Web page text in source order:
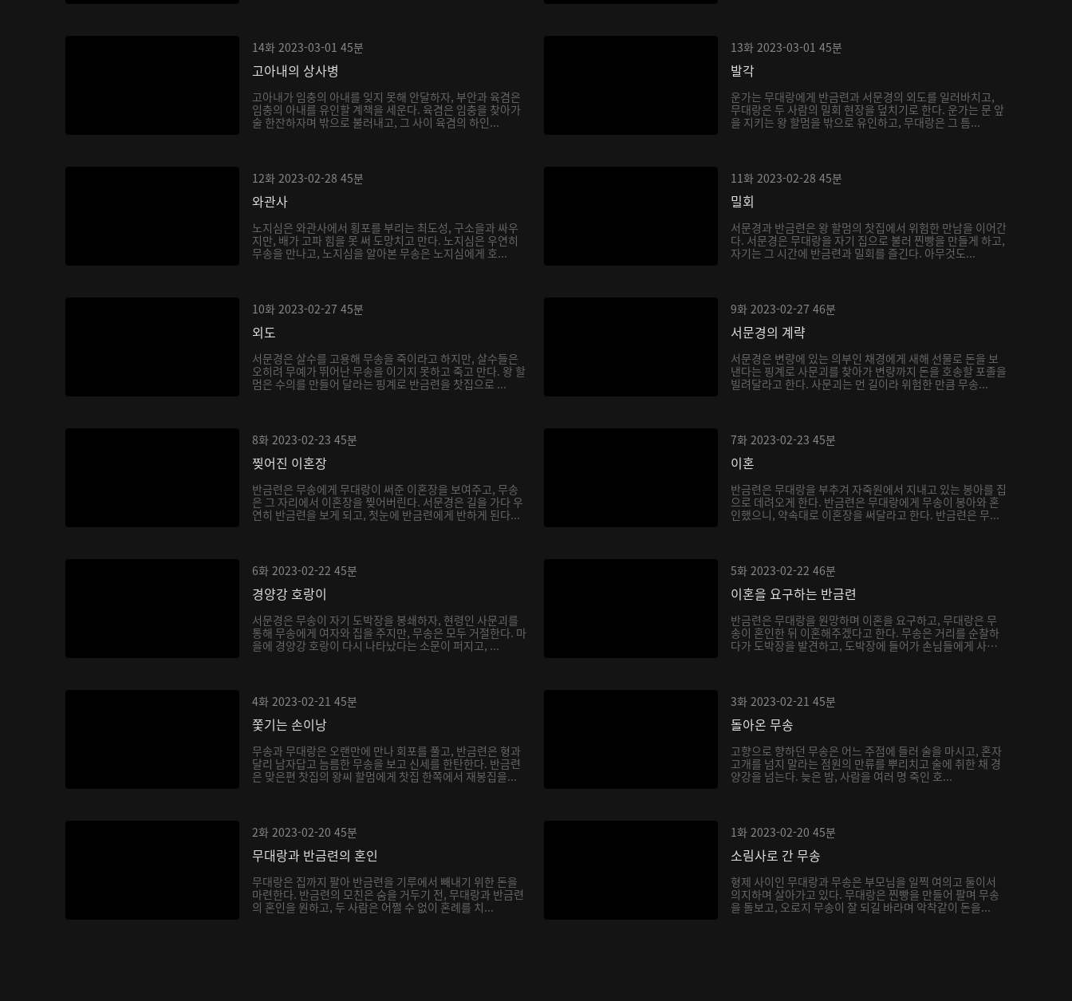
14화 2023-03-01 45분
고아내의 상사병
고아내가 임충의 아내를 잊지 못해 안달하자, 부안과 육겸은
임충의 아내를 유인할 계책을 세운다. 육겸은 임충을 찾아가
술 한잔하자며 밖으로 불러내고, 그 사이 육겸의 하인...
13화 2023-03-01 45분
발각
운가는 무대랑에게 반금련과 서문경의 외도를 일러바치고,
무대랑은 두 사람의 밀회 현장을 덮치기로 한다. 운가는 문 앞
을 지키는 왕 할멈을 밖으로 유인하고, 무대랑은 그 틈...
12화 2023-02-28 45분
와관사
노지심은 와관사에서 횡포를 부리는 최도성, 구소을과 싸우
지만, 배가 고파 힘을 못 써 도망치고 만다. 노지심은 우연히
무송을 만나고, 노지심을 알아본 무송은 노지심에게 호...
11화 2023-02-28 45분
밀회
서문경과 반금련은 왕 할멈의 찻집에서 위험한 만남을 이어간
다. 서문경은 무대랑을 자기 집으로 불러 찐빵을 만들게 하고,
자기는 그 시간에 반금련과 밀회를 즐긴다. 아무것도...
10화 2023-02-27 45분
외도
서문경은 살수를 고용해 무송을 죽이라고 하지만, 살수들은
오히려 무예가 뛰어난 무송을 이기지 못하고 죽고 만다. 왕 할
멈은 수의를 만들어 달라는 핑계로 반금련을 찻집으로 ...
9화 2023-02-27 46분
서문경의 계략
서문경은 변량에 있는 의부인 채경에게 새해 선물로 돈을 보
낸다는 핑계로 사문괴를 찾아가 변량까지 돈을 호송할 포졸을
빌려달라고 한다. 사문괴는 먼 길이라 위험한 만큼 무송...
8화 2023-02-23 45분
찢어진 이혼장
반금련은 무송에게 무대랑이 써준 이혼장을 보여주고, 무송
은 그 자리에서 이혼장을 찢어버린다. 서문경은 길을 가다 우
연히 반금련을 보게 되고, 첫눈에 반금련에게 반하게 된다...
7화 2023-02-23 45분
이혼
반금련은 무대랑을 부추겨 자죽원에서 지내고 있는 봉아를 집
으로 데려오게 한다. 반금련은 무대랑에게 무송이 봉아와 혼
인했으니, 약속대로 이혼장을 써달라고 한다. 반금련은 무...
6화 2023-02-22 45분
경양강 호랑이
서문경은 무송이 자기 도박장을 봉쇄하자, 현령인 사문괴를
통해 무송에게 여자와 집을 주지만, 무송은 모두 거절한다. 마
을에 경양강 호랑이 다시 나타났다는 소문이 퍼지고, ...
5화 2023-02-22 46분
이혼을 요구하는 반금련
반금련은 무대랑을 원망하며 이혼을 요구하고, 무대랑은 무
송이 혼인한 뒤 이혼해주겠다고 한다. 무송은 거리를 순찰하
다가 도박장을 발견하고, 도박장에 들어가 손님들에게 사기
4화 2023-02-21 45분
쫓기는 손이낭
무송과 무대랑은 오랜만에 만나 회포를 풀고, 반금련은 형과
달리 남자답고 늠름한 무송을 보고 신세를 한탄한다. 반금련
은 맞은편 찻집의 왕씨 할멈에게 찻집 한쪽에서 재봉집을...
3화 2023-02-21 45분
돌아온 무송
고향으로 향하던 무송은 어느 주점에 들러 술을 마시고, 혼자
고개를 넘지 말라는 점원의 만류를 뿌리치고 술에 취한 채 경
양강을 넘는다. 늦은 밤, 사람을 여러 명 죽인 호...
2화 2023-02-20 45분
무대랑과 반금련의 혼인
무대랑은 집까지 팔아 반금련을 기루에서 빼내기 위한 돈을
마련한다. 반금련의 모친은 숨을 거두기 전, 무대랑과 반금련
의 혼인을 원하고, 두 사람은 어쩔 수 없이 혼례를 치...
1화 2023-02-20 45분
소림사로 간 무송
형제 사이인 무대랑과 무송은 부모님을 일찍 여의고 둘이서
의지하며 살아가고 있다. 무대랑은 찐빵을 만들어 팔며 무송
을 돌보고, 오로지 무송이 잘 되길 바라며 악착같이 돈을...